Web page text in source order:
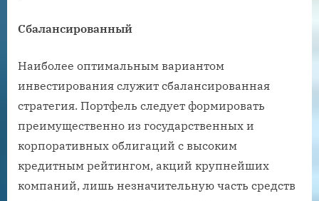
Сбалансированный
Наиболее оптимальным вариантом
инвестирования служит сбалансированная
стратегия. Портфель следует формировать
преимущественно из государственных и
корпоративных облигаций с высоким
кредитным рейтингом, акций крупнейших
компаний, лишь незначительную часть средств